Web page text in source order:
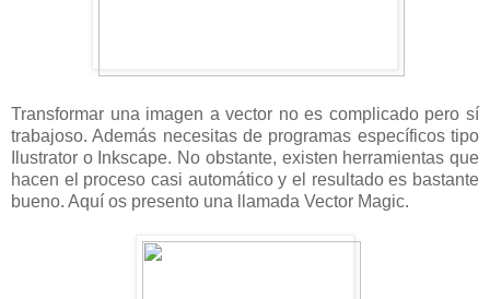
Transformar una imagen a vector no es complicado pero sí
trabajoso. Además necesitas de programas específicos tipo
Ilustrator o Inkscape. No obstante, existen herramientas que
hacen el proceso casi automático y el resultado es bastante
bueno. Aquí os presento una llamada Vector Magic.